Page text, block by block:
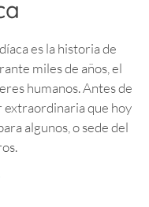
es la historia de
miles de años, el
humanos. Antes de
extraordinaria que hoy
algunos, o sede del